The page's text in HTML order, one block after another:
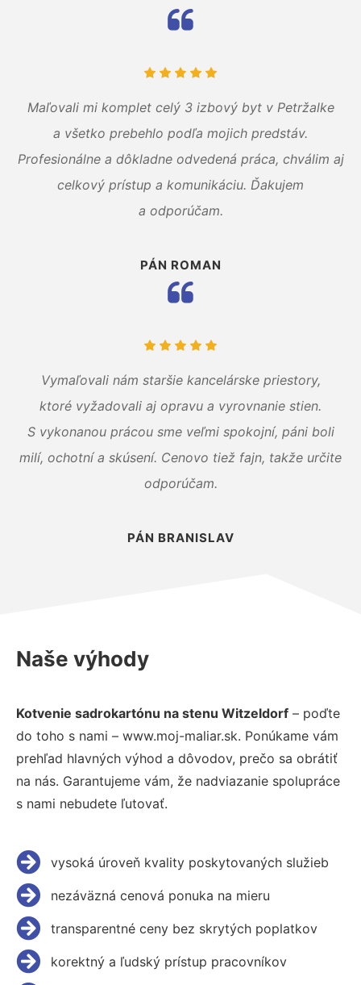
Maľovali mi komplet celý 3 izbový byt v Petržalke
a všetko prebehlo podľa mojich predstáv.
Profesionálne a dôkladne odvedená práca, chválim aj
celkový prístup a komunikáciu. Ďakujem
a odporúčam.
PÁN ROMAN
Vymaľovali nám staršie kancelárske priestory,
ktoré vyžadovali aj opravu a vyrovnanie stien.
S vykonanou prácou sme veľmi spokojní, páni boli
milí, ochotní a skúsení. Cenovo tiež fajn, takže určite
odporúčam.
PÁN BRANISLAV
Naše výhody
Kotvenie sadrokartónu na stenu Witzeldorf – poďte
do toho s nami – www.moj-maliar.sk. Ponúkame vám
prehľad hlavných výhod a dôvodov, prečo sa obrátiť
na nás. Garantujeme vám, že nadviazanie spolupráce
s nami nebudete ľutovať.
vysoká úroveň kvality poskytovaných služieb
nezáväzná cenová ponuka na mieru
transparentné ceny bez skrytých poplatkov
korektný a ľudský prístup pracovníkov